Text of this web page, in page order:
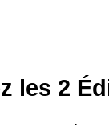
les 2